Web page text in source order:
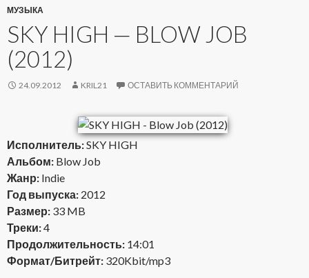
МУЗЫКА
SKY HIGH — BLOW JOB
(2012)
24.09.2012 KRIL21 ОСТАВИТЬ КОММЕНТАРИЙ
Исполнитель:SKY HIGH
Альбом: Blow Job
Жанр: Indie
Год выпуска: 2012
Размер: 33 MB
Треки:4
Продолжительность: 14:01
Формат/Битрейт: 320Kbit/mp3